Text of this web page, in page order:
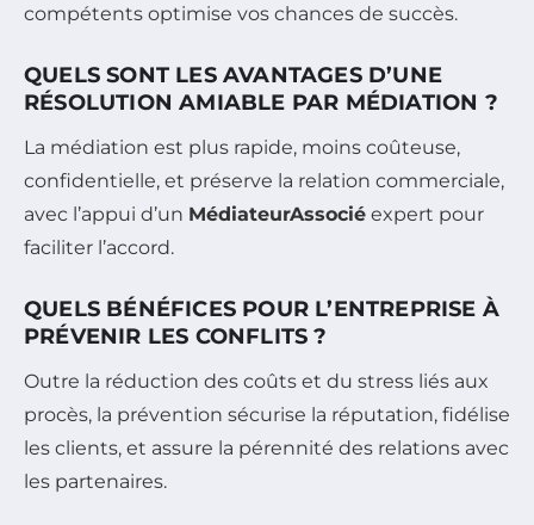
compétents optimise vos chances de succès.
QUELS SONT LES AVANTAGES D’UNE
RÉSOLUTION AMIABLE PAR MÉDIATION ?
La médiation est plus rapide, moins coûteuse,
confidentielle, et préserve la relation commerciale,
avec l’appui d’un MédiateurAssocié expert pour
faciliter l’accord.
QUELS BÉNÉFICES POUR L’ENTREPRISE À
PRÉVENIR LES CONFLITS ?
Outre la réduction des coûts et du stress liés aux
procès, la prévention sécurise la réputation, fidélise
les clients, et assure la pérennité des relations avec
les partenaires.